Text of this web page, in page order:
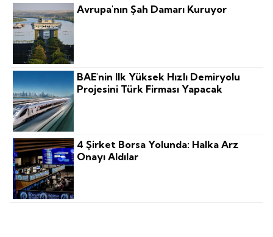
Avrupa'nın Şah Damarı Kuruyor
BAE'nin Ilk Yüksek Hızlı Demiryolu
Projesini Türk Firması Yapacak
4 Şirket Borsa Yolunda: Halka Arz
Onayı Aldılar